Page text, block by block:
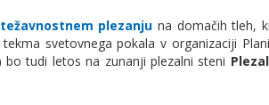
plezanju na domačih tleh,
svetovnega pokala v organizaciji
tudi letos na zunanji plezalni steni